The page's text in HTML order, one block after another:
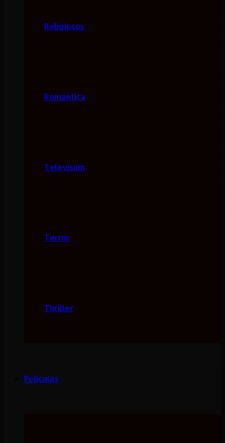
Religiosos
Romantica
Televisión
Terror
Thriller
Peliculas